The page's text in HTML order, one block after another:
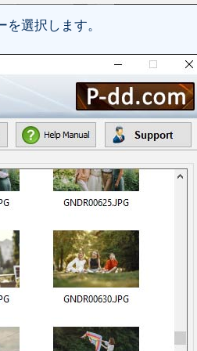
選択します。